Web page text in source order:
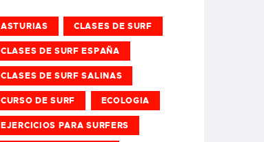
ASTURIAS CLASES DE SURF
CLASES DE SURF ESPAÑA
CLASES DE SURF SALINAS
CURSO DE SURF ECOLOGIA
EJERCICIOS PARA SURFERS